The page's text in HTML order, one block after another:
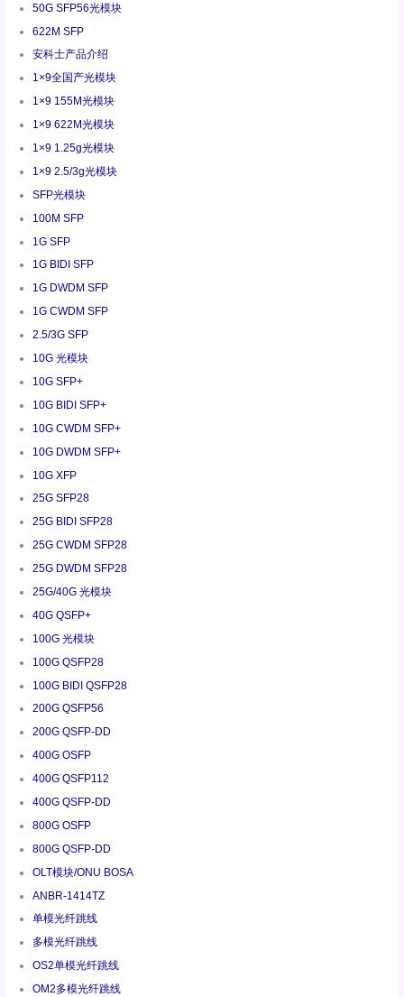
50G SFP56光模块
622M SFP
安科士产品介绍
1×9全国产光模块
1×9 155M光模块
1×9 622M光模块
1×9 1.25g光模块
1×9 2.5/3g光模块
SFP光模块
100M SFP
1G SFP
1G BIDI SFP
1G DWDM SFP
1G CWDM SFP
2.5/3G SFP
10G 光模块
10G SFP+
10G BIDI SFP+
10G CWDM SFP+
10G DWDM SFP+
10G XFP
25G SFP28
25G BIDI SFP28
25G CWDM SFP28
25G DWDM SFP28
25G/40G 光模块
40G QSFP+
100G 光模块
100G QSFP28
100G BIDI QSFP28
200G QSFP56
200G QSFP-DD
400G OSFP
400G QSFP112
400G QSFP-DD
800G OSFP
800G QSFP-DD
OLT模块/ONU BOSA
ANBR-1414TZ
单模光纤跳线
多模光纤跳线
OS2单模光纤跳线
OM2多模光纤跳线